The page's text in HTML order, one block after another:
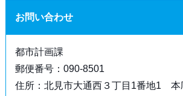
お問い合わせ
都市計画課
郵便番号：090-8501
住所：北見市大通西３丁目1番地1 本